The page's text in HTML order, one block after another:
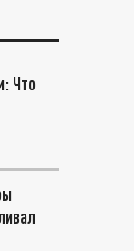
Что